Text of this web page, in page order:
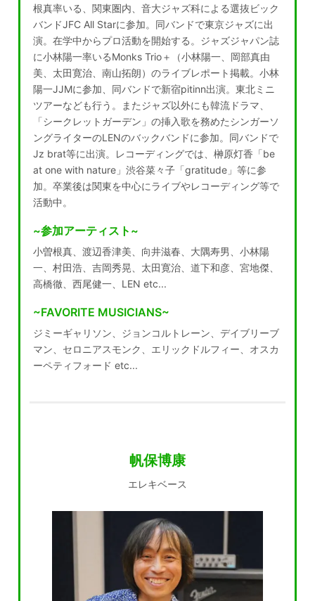
根真率いる、関東圏内、音大ジャズ科による選抜ビック
バンドJFC All Starに参加。同バンドで東京ジャズに出
演。在学中からプロ活動を開始する。ジャズジャパン誌
に小林陽一率いるMonks Trio＋（小林陽一、岡部真由
美、太田寛治、南山拓朗）のライブレポート掲載。小林
陽一JJMに参加、同バンドで新宿pitinn出演。東北ミニ
ツアーなども行う。またジャズ以外にも韓流ドラマ、
「シークレットガーデン」の挿入歌を務めたシンガーソ
ングライターのLENのバックバンドに参加。同バンドで
Jz brat等に出演。レコーディングでは、榊原灯香「be
at one with nature」渋谷菜々子「gratitude」等に参
加。卒業後は関東を中心にライブやレコーディング等で
活動中。
~参加アーティスト~
小曽根真、渡辺香津美、向井滋春、大隅寿男、小林陽
一、村田浩、吉岡秀晃、太田寛治、道下和彦、宮地傑、
高橋徹、西尾健一、LEN etc...
~FAVORITE MUSICIANS~
ジミーギャリソン、ジョンコルトレーン、デイブリーブ
マン、セロニアスモンク、エリックドルフィー、オスカ
ーペティフォード etc...
帆保博康
エレキベース